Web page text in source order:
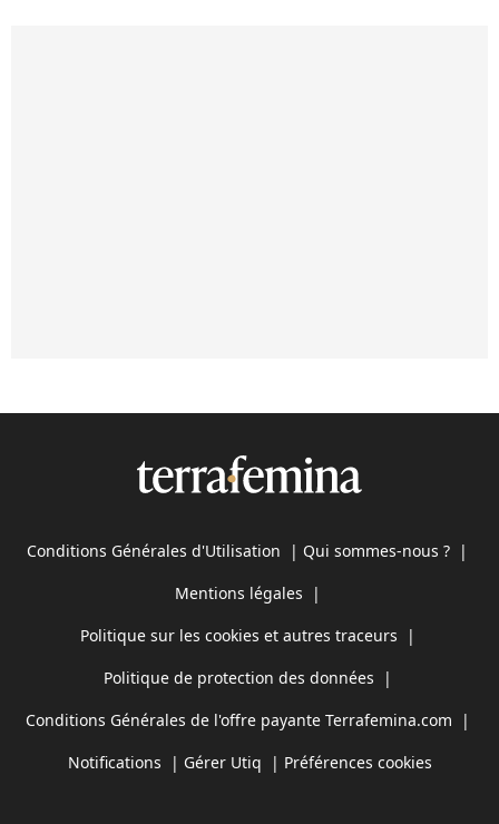
Conditions Générales d'Utilisation | Qui sommes-nous ? |
Mentions légales |
Politique sur les cookies et autres traceurs |
Politique de protection des données |
Conditions Générales de l'offre payante Terrafemina.com |
Notifications | Gérer Utiq | Préférences cookies